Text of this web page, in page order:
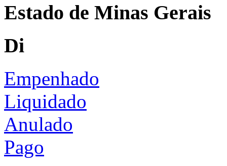
Estado de Minas Gerais
Di
Empenhado
Liquidado
Anulado
Pago